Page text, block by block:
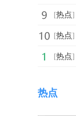
[热点]
[热点]
[热点]
热点